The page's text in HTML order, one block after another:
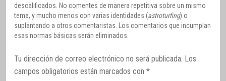
descalificados. No comentes de manera repetitiva sobre un mismo
tema, y mucho menos con varias identidades (astroturfing) o
suplantando a otros comentaristas. Los comentarios que incumplan
esas normas básicas serán eliminados.
Tu dirección de correo electrónico no será publicada. Los
campos obligatorios están marcados con *